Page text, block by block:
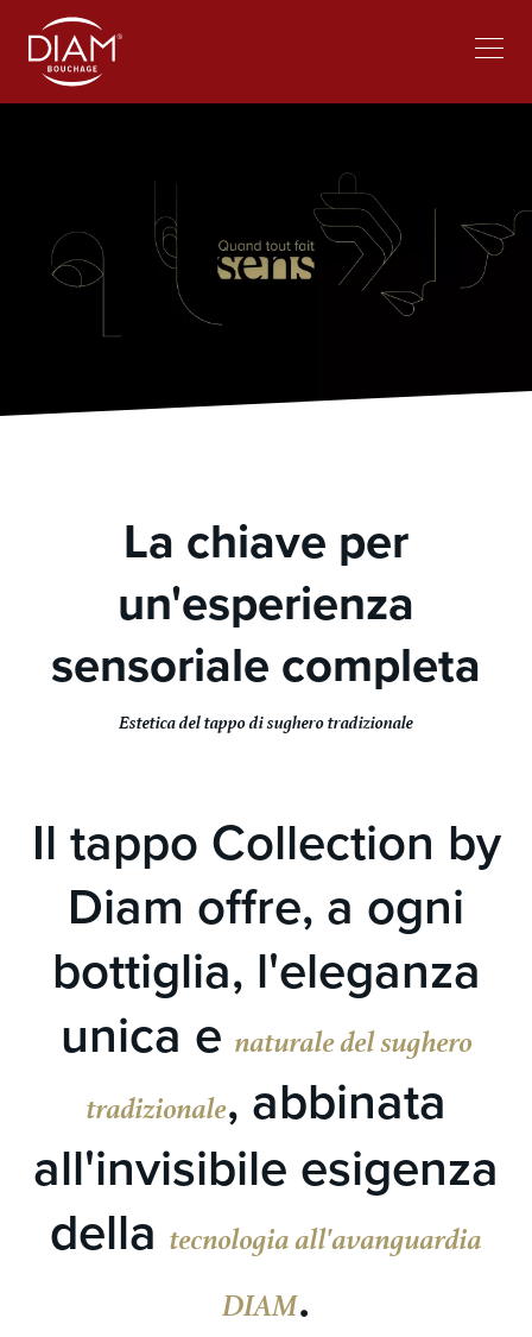
language
La chiave per
un'esperienza
sensoriale completa
Estetica del tappo di sughero tradizionale
Il tappo Collection by
Diam offre, a ogni
bottiglia, l'eleganza
unica e naturale del sughero
tradizionale, abbinata
all'invisibile esigenza
della tecnologia all'avanguardia
DIAM.